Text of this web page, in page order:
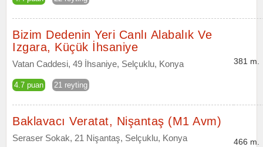
Bizim Dedenin Yeri Canlı Alabalık Ve
Izgara, Küçük İhsaniye
Vatan Caddesi, 49 İhsaniye, Selçuklu, Konya
4.7 puan 21 reyting
381 m.
Baklavacı Veratat, Nişantaş (M1 Avm)
Seraser Sokak, 21 Nişantaş, Selçuklu, Konya 466 m.